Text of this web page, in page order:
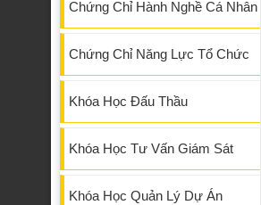
Chứng Chỉ Hành Nghề Cá Nhân
Chứng Chỉ Năng Lực Tổ Chức
Khóa Học Đấu Thầu
Khóa Học Tư Vấn Giám Sát
Khóa Học Quản Lý Dự Án